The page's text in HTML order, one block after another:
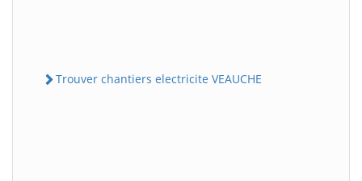
Trouver chantiers electricite VEAUCHE